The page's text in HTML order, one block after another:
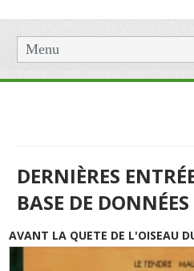
Menu
DERNIÈRES
BASE DE DONNÉES
AVANT LA QUETE DE L'OISEAU